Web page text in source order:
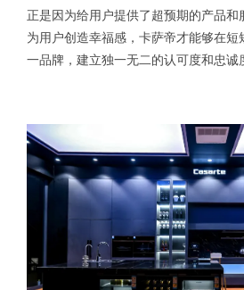
正是因为给用户提供了超预期的产品和
为用户创造幸福感，卡萨帝才能够在短
一品牌，建立独一无二的认可度和忠诚